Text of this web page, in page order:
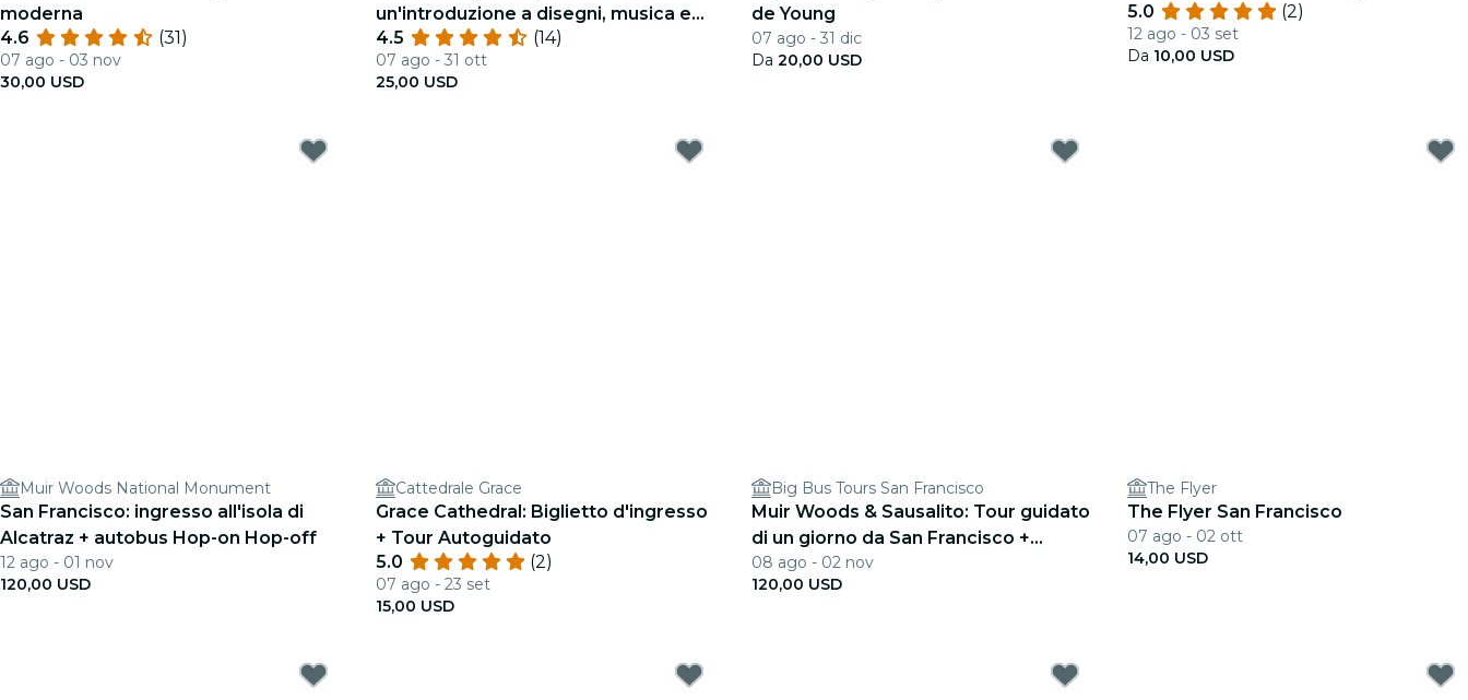
moderna
4.6
(31)
07 ago - 03 nov
30,00 USD
un'introduzione a disegni, musica e
altro
4.5 (14)
07 ago - 31 ott
25,00 USD
de Young
07 ago - 31 dic
Da 20,00 USD
5.0
(2)
12 ago - 03 set
Da 10,00 USD
Muir Woods National Monument
San Francisco: ingresso all'isola di
Alcatraz + autobus Hop-on Hop-off
12 ago - 01 nov
120,00 USD
Cattedrale Grace
Grace Cathedral: Biglietto d'ingresso
+ Tour Autoguidato
5.0
(2)
07 ago - 23 set
15,00 USD
Big Bus Tours San Francisco
Muir Woods & Sausalito: Tour guidato
di un giorno da San Francisco +
ingresso Alcatraz
08 ago - 02 nov
120,00 USD
The Flyer
The Flyer San Francisco
07 ago - 02 ott
14,00 USD